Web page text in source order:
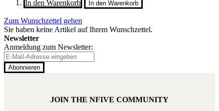
In den Warenkorb In den Warenkorb
Zum Wunschzettel gehen
Sie haben keine Artikel auf Ihrem Wunschzettel.
Newsletter
Anmeldung zum Newsletter:
Abonnieren
JOIN THE NFIVE COMMUNITY